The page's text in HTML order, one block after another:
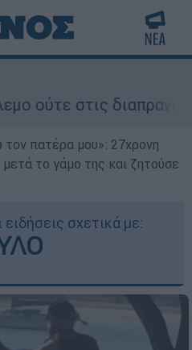
-
πατέρα μου»: 27χρονη
το γάμο της και ζητούσε
σχετικά με: